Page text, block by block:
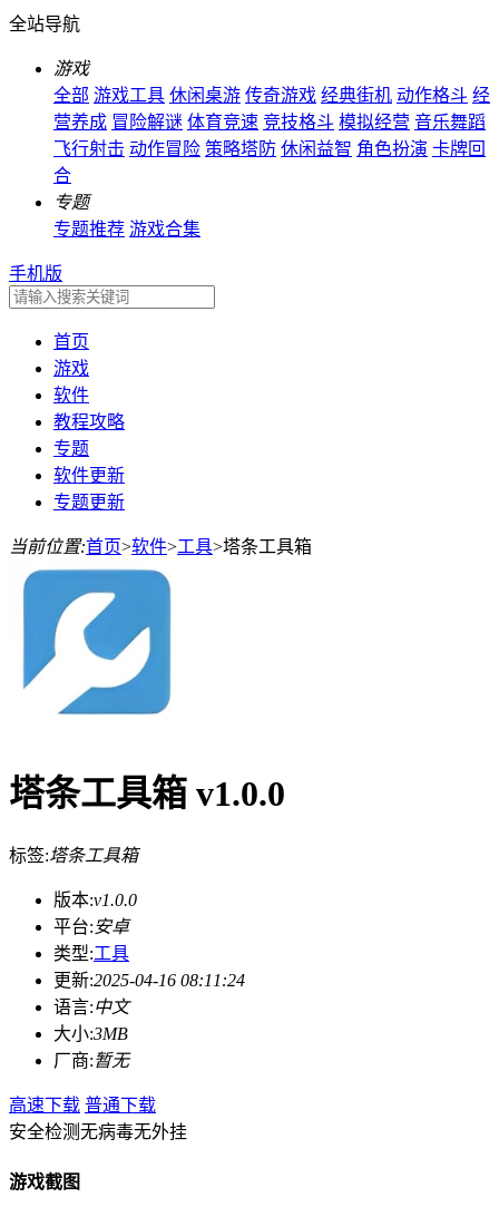
全站导航
游戏
全部 游戏工具 休闲桌游 传奇游戏 经典街机 动作格斗 经
营养成 冒险解谜 体育竞速 竞技格斗 模拟经营 音乐舞蹈
飞行射击 动作冒险 策略塔防 休闲益智 角色扮演 卡牌回
合
专题
专题推荐 游戏合集
手机版
首页
游戏
软件
教程攻略
专题
软件更新
专题更新
当前位置:首页>软件>工具>塔条工具箱
塔条工具箱 v1.0.0
标签:塔条工具箱
版本:v1.0.0
平台:安卓
类型:工具
更新:2025-04-16 08:11:24
语言:中文
大小:3MB
厂商:暂无
高速下载 普通下载
安全检测无病毒无外挂
游戏截图